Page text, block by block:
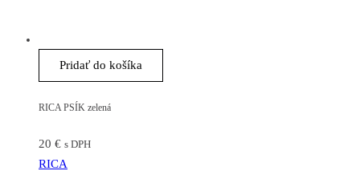
Pridať do košíka
RICA PSÍK zelená
20 € s DPH
RICA